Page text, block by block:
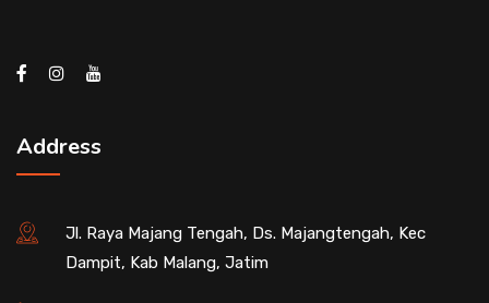
Address
Jl. Raya Majang Tengah, Ds. Majangtengah, Kec
Dampit, Kab Malang, Jatim